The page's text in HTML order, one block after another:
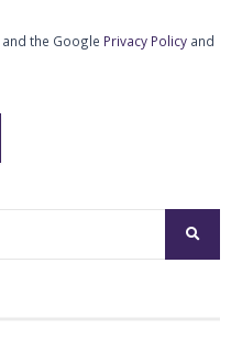
the Google Privacy Policy and